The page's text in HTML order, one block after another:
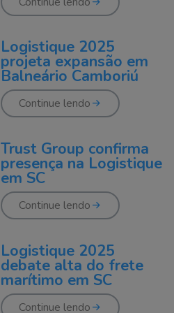
Logistique 2025
projeta expansão em
Balneário Camboriú
Continue lendo
Trust Group confirma
presença na Logistique
em SC
Continue lendo
Logistique 2025
debate alta do frete
marítimo em SC
Continue lendo